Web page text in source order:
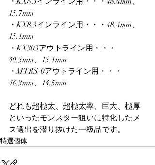
15.7mm
・KX8.3インライン用・・・48.4mm、
15.1mm
・KX303アウトライン用・・・
49.5mm、15.1mm
・MTRS-0アウトライン用・・・
46.3mm、14.5mm
どれも超極太、超極太率、巨大、極厚
といったモンスター狙いに特化したメ
ス選出を潜り抜けた一級品です。
特選個体